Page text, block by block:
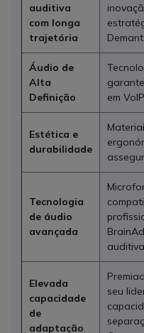
auditiva
com longa
trajetória
Demant.
Áudio de
Alta
Definição
em VoIP.
Estética e
durabilidade
Tecnologia
de áudio
avançada
auditiva.
Elevada
capacidade
de
adaptação
seu